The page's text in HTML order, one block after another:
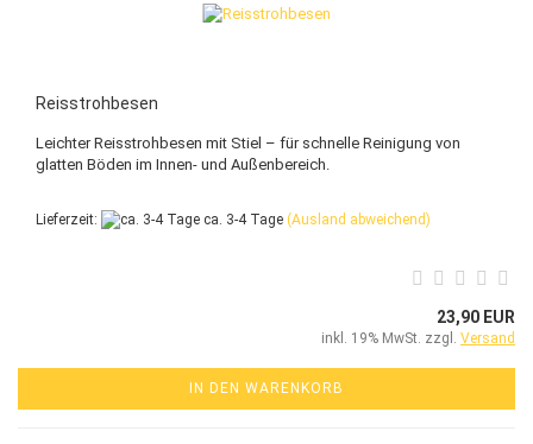
Reisstrohbesen
Leichter Reisstrohbesen mit Stiel – für schnelle Reinigung von
glatten Böden im Innen- und Außenbereich.
Lieferzeit: ca. 3-4 Tage (Ausland abweichend)
23,90 EUR
inkl. 19% MwSt. zzgl. Versand
IN DEN WARENKORB